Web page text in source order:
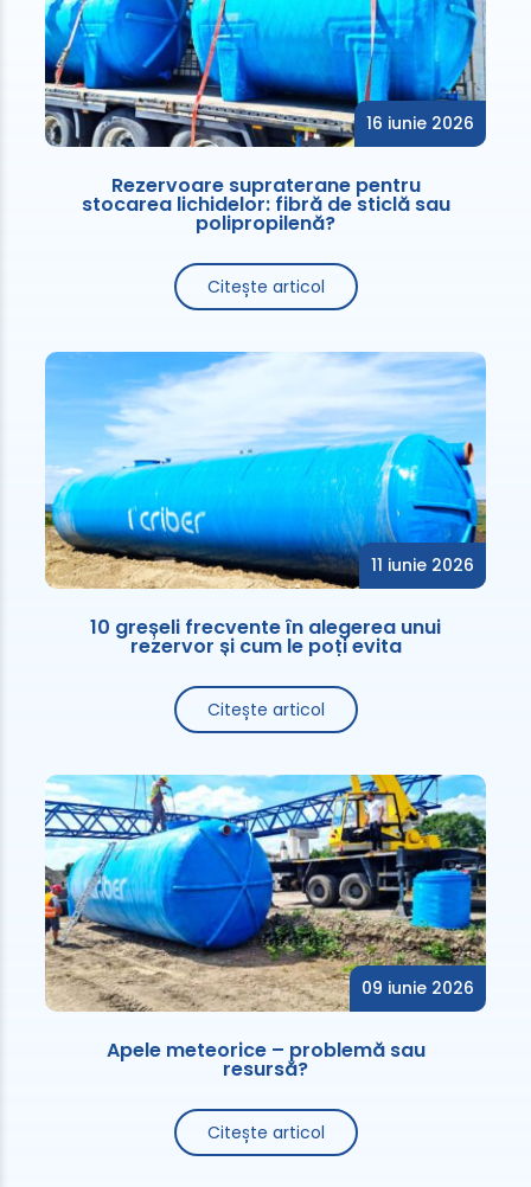
16 iunie 2026
Rezervoare supraterane pentru
stocarea lichidelor: fibră de sticlă sau
polipropilenă?
Citește articol
11 iunie 2026
10 greșeli frecvente în alegerea unui
rezervor și cum le poți evita
Citește articol
09 iunie 2026
Apele meteorice – problemă sau
resursă?
Citește articol